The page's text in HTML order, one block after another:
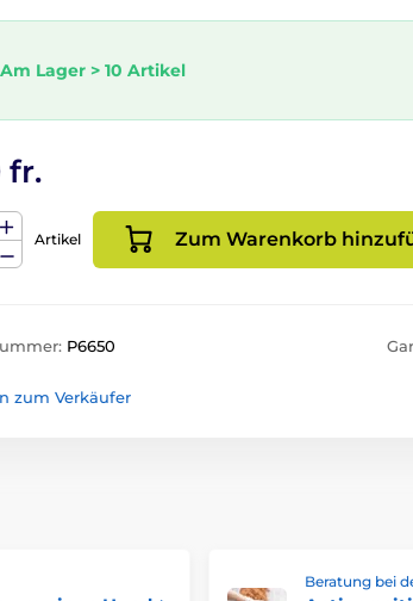
Am Lager > 10 Artikel
fr.
Artikel Zum Warenkorb
P6650
zum Verkäufer
Beratung bei